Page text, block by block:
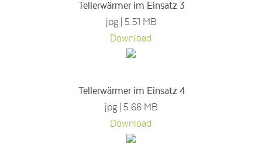
Tellerwärmer im Einsatz 3
jpg | 5.51 MB
Download
Tellerwärmer im Einsatz 4
jpg | 5.66 MB
Download